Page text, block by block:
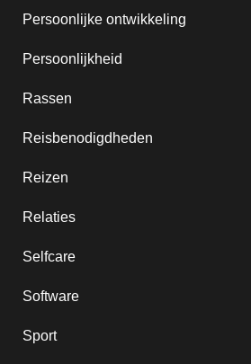
Persoonlijke ontwikkeling
Persoonlijkheid
Rassen
Reisbenodigdheden
Reizen
Relaties
Selfcare
Software
Sport